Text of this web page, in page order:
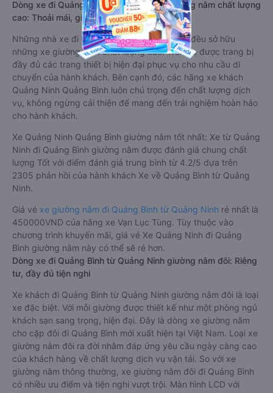
Dòng xe đi Quảng Bình từ Quảng Ninh giường nằm chất lượng
cao: Thoải mái, giá cả tốt nhất
Những nhà xe đi Quảng Bình từ Quảng Ninh đều sở hữu
những xe giường nằm chất lượng cao. Trên xe được trang bị
đầy đủ các trang thiết bị hiện đại phục vụ cho nhu cầu di
chuyển của hành khách. Bên cạnh đó, các hãng xe khách
Quảng Ninh Quảng Bình luôn chú trọng đến chất lượng dịch
vụ, không ngừng cải thiện để mang đến trải nghiệm hoàn hảo
cho hành khách.
Xe Quảng Ninh Quảng Bình giường nằm tốt nhất: Xe từ Quảng
Ninh đi Quảng Bình giường nằm được đánh giá chung chất
lượng Tốt với điểm đánh giá trung bình từ 4.2/5 dựa trên
2305 phản hồi của hành khách Xe về Quảng Bình từ Quảng
Ninh.
Giá vé xe giường nằm đi Quảng Bình từ Quảng Ninh rẻ nhất là
450000VND của hãng xe Vạn Lục Tùng. Tùy thuộc vào
chương trình khuyến mãi, giá vé Xe Quảng Ninh đi Quảng
Bình giường nằm này có thể sẽ rẻ hơn.
Dòng xe đi Quảng Bình từ Quảng Ninh giường nằm đôi: Riêng
tư, đầy đủ tiện nghi
Xe khách đi Quảng Bình từ Quảng Ninh giường nằm đôi là loại
xe đặc biệt. Với mỗi giường được thiết kế như một phòng ngủ
khách sạn sang trọng, hiện đại. Đây là dòng xe giường nằm
cho cặp đôi đi Quảng Bình mới xuất hiện tại Việt Nam. Loại xe
giường nằm đôi ra đời nhằm đáp ứng yêu cầu ngày càng cao
của khách hàng về chất lượng dịch vụ vận tải. So với xe
giường nằm thông thường, xe giường nằm đôi đi Quảng Bình
có nhiều ưu điểm và tiện nghi vượt trội. Màn hình LCD với